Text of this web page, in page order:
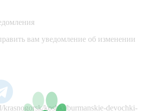
вам уведомление об изменении
krasnogorsk/koshki/burmanskie-devochki-